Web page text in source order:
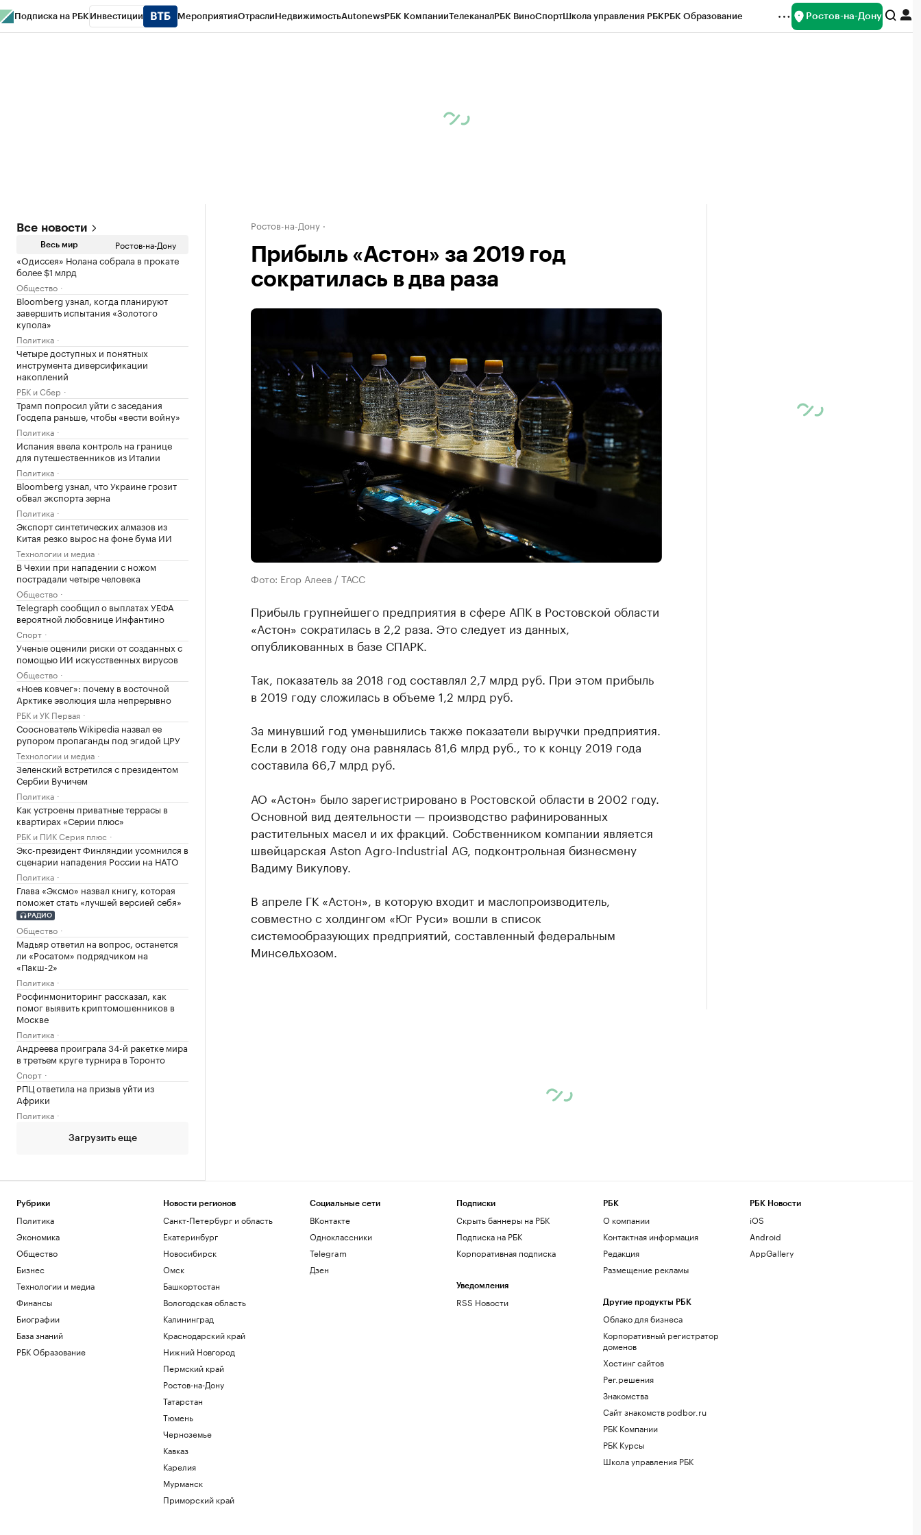
Подписка на РБК Инвестиции МероприятияОтраслиНедвижимостьAutonewsРБК КомпанииТелеканалРБК ВиноСпортШкола управления РБКРБК Образование Ростов-на-Дону
Все новости
Весь мир Ростов-на-Дону
«Одиссея» Нолана собрала в прокате
более $1 млрд
Общество
Bloomberg узнал, когда планируют
завершить испытания «Золотого
купола»
Политика
Четыре доступных и понятных
инструмента диверсификации
накоплений
РБК и Сбер
Трамп попросил уйти с заседания
Госдепа раньше, чтобы «вести войну»
Политика
Испания ввела контроль на границе
для путешественников из Италии
Политика
Bloomberg узнал, что Украине грозит
обвал экспорта зерна
Политика
Экспорт синтетических алмазов из
Китая резко вырос на фоне бума ИИ
Технологии и медиа
В Чехии при нападении с ножом
пострадали четыре человека
Общество
Telegraph сообщил о выплатах УЕФА
вероятной любовнице Инфантино
Спорт
Ученые оценили риски от созданных с
помощью ИИ искусственных вирусов
Общество
«Ноев ковчег»: почему в восточной
Арктике эволюция шла непрерывно
РБК и УК Первая
Сооснователь Wikipedia назвал ее
рупором пропаганды под эгидой ЦРУ
Технологии и медиа
Зеленский встретился с президентом
Сербии Вучичем
Политика
Как устроены приватные террасы в
квартирах «Серии плюс»
РБК и ПИК Серия плюс
Экс-президент Финляндии усомнился в
сценарии нападения России на НАТО
Политика
Глава «Эксмо» назвал книгу, которая
поможет стать «лучшей версией себя»
РАДИО
Общество
Мадьяр ответил на вопрос, останется
ли «Росатом» подрядчиком на
«Пакш-2»
Политика
Росфинмониторинг рассказал, как
помог выявить криптомошенников в
Москве
Политика
Андреева проиграла 34-й ракетке мира
в третьем круге турнира в Торонто
Спорт
РПЦ ответила на призыв уйти из
Африки
Политика
Загрузить еще
Ростов-на-Дону
Прибыль «Астон» за 2019 год
сократилась в два раза
Фото: Егор Алеев / ТАСС
Прибыль групнейшего предприятия в сфере АПК в Ростовской области
«Астон» сократилась в 2,2 раза. Это следует из данных,
опубликованных в базе СПАРК.
Так, показатель за 2018 год составлял 2,7 млрд руб. При этом прибыль
в 2019 году сложилась в объеме 1,2 млрд руб.
За минувший год уменьшились также показатели выручки предприятия.
Если в 2018 году она равнялась 81,6 млрд руб., то к концу 2019 года
составила 66,7 млрд руб.
АО «Астон» было зарегистрировано в Ростовской области в 2002 году.
Основной вид деятельности — производство рафинированных
растительных масел и их фракций. Собственником компании является
швейцарская Aston Agro-Industrial AG, подконтрольная бизнесмену
Вадиму Викулову.
В апреле ГК «Астон», в которую входит и маслопроизводитель,
совместно с холдингом «Юг Руси» вошли в список
системообразующих предприятий, составленный федеральным
Минсельхозом.
Рубрики
Политика
Экономика
Общество
Бизнес
Технологии и медиа
Финансы
Биографии
База знаний
РБК Образование
Новости регионов
Санкт-Петербург и область
Екатеринбург
Новосибирск
Омск
Башкортостан
Вологодская область
Калининград
Краснодарский край
Нижний Новгород
Пермский край
Ростов-на-Дону
Татарстан
Тюмень
Черноземье
Кавказ
Карелия
Мурманск
Приморский край
Социальные сети
ВКонтакте
Одноклассники
Telegram
Дзен
Подписки
Скрыть баннеры на РБК
Подписка на РБК
Корпоративная подписка
Уведомления
RSS Новости
РБК
О компании
Контактная информация
Редакция
Размещение рекламы
Другие продукты РБК
Облако для бизнеса
Корпоративный регистратор
доменов
Хостинг сайтов
Рег.решения
Знакомства
Сайт знакомств podbor.ru
РБК Компании
РБК Курсы
Школа управления РБК
РБК Новости
iOS
Android
AppGallery